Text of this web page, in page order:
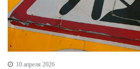
10 апреля 2026